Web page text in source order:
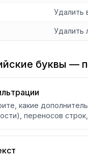
Удалить
Удалить
буквы —
какие
переносов